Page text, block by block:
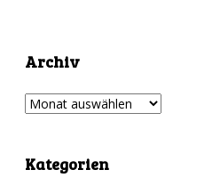
Archiv
Archiv
Kategorien